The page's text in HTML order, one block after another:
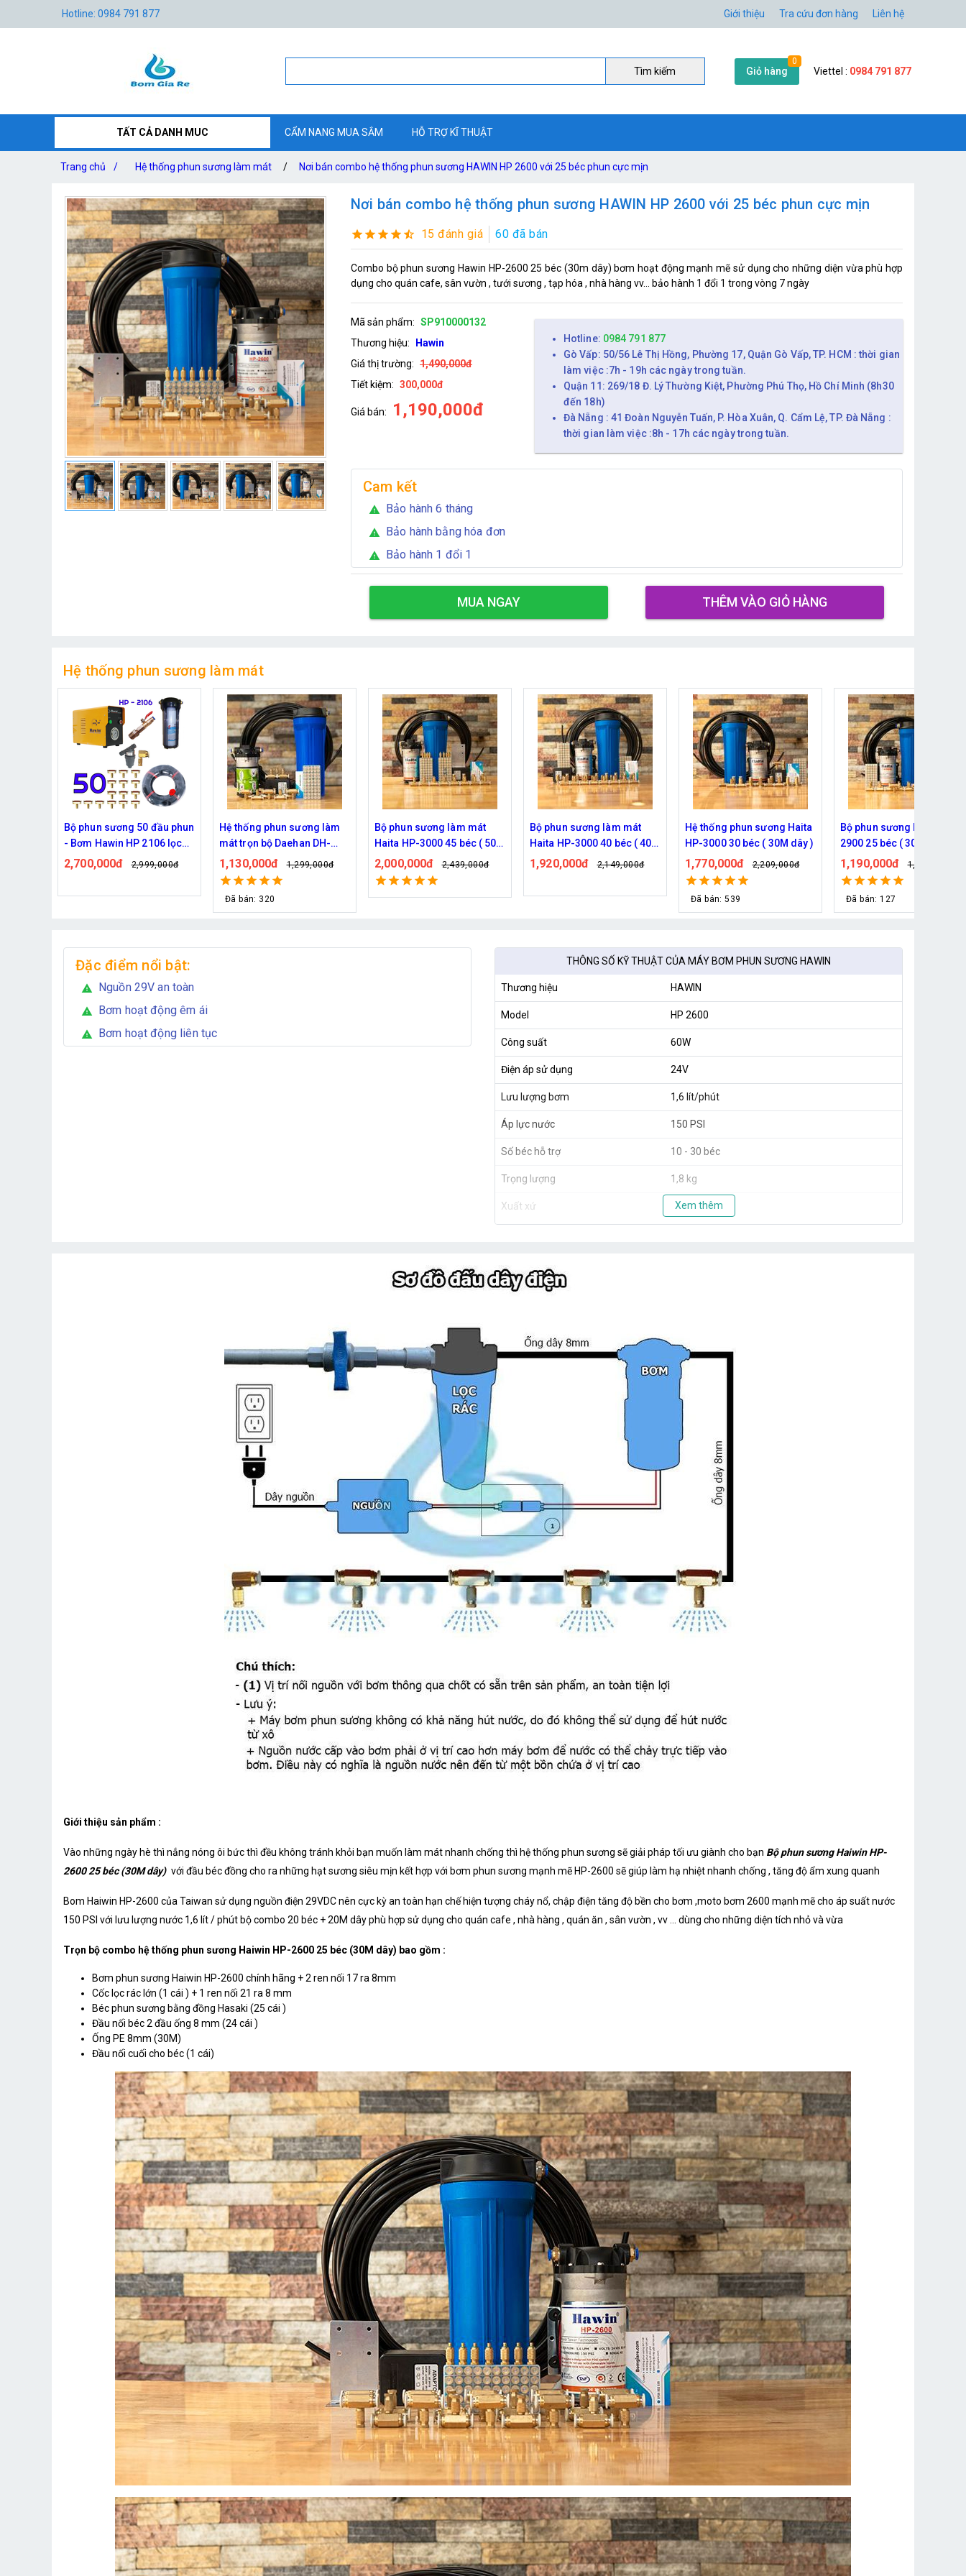
Hotline: 0984 791 877 Giới thiệu Tra cứu đơn hàng Liên hệ
Tìm kiếm Giỏ hàng
0
Viettel : 0984 791 877
TẤT CẢ DANH MUC CẨM NANG MUA SẮM HỖ TRỢ KĨ THUẬT
Trang chủ / Hệ thống phun sương làm mát / Nơi bán combo hệ thống phun sương HAWIN HP 2600 với 25 béc phun cực mịn
Nơi bán combo hệ thống phun sương HAWIN HP 2600 với 25 béc phun cực mịn
15 đánh giá 60 đã bán
Combo bộ phun sương Hawin HP-2600 25 béc (30m dây) bơm hoạt động mạnh mẽ sử dụng cho những diện vừa phù hợp
dụng cho quán cafe, sân vườn , tưới sương , tạp hóa , nhà hàng vv... bảo hành 1 đổi 1 trong vòng 7 ngày
Mã sản phẩm: SP910000132
Thương hiệu:
Hawin
Giá thị trường: 1,490,000đ
Tiết kiệm: 300,000đ
Giá bán: 1,190,000đ
Hotline: 0984 791 877
Gò Vấp: 50/56 Lê Thị Hồng, Phường 17, Quận Gò Vấp, TP. HCM : thời gian
làm việc :7h - 19h các ngày trong tuần.
Quận 11: 269/18 Đ. Lý Thường Kiệt, Phường Phú Thọ, Hồ Chí Minh (8h30
đến 18h)
Đà Nẵng : 41 Đoàn Nguyễn Tuấn, P. Hòa Xuân, Q. Cẩm Lệ, TP. Đà Nẵng :
thời gian làm việc :8h - 17h các ngày trong tuần.
Cam kết
warning Bảo hành 6 tháng
warning Bảo hành bằng hóa đơn
warning Bảo hành 1 đổi 1
MUA NGAY THÊM VÀO GIỎ HÀNG
Hệ thống phun sương làm mát
Hệ thống phun sương làm
mát trọn bộ Daehan DH-
6017 20 béc
1,130,000đ 1,299,000đ
Đã bán: 320
Bộ phun sương làm mát
Haita HP-3000 45 béc ( 50M
dây )
2,000,000đ 2,439,000đ
Bộ phun sương làm mát
Haita HP-3000 40 béc ( 40M
dây )
1,920,000đ 2,149,000đ
Hệ thống phun sương Haita
HP-3000 30 béc ( 30M dây )
1,770,000đ 2,209,000đ
Đã bán: 539
Bộ phun sương Haita HP-
2900 25 béc ( 30M dây)
1,190,000đ 1,339,000đ
Đã bán: 127
Hệ thống phun sương 5
( 10m dây )- Bơm Hàn
6017 trọn bộ
930,000đ 1,079,000đ
Đã bán: 76
Đặc điểm nổi bật:
warning Nguồn 29V an toàn
warning Bơm hoạt động êm ái
warning Bơm hoạt động liên tục
THÔNG SỐ KỸ THUẬT CỦA MÁY BƠM PHUN SƯƠNG HAWIN
Thương hiệu HAWIN
Model HP 2600
Công suất 60W
Điện áp sử dụng 24V
Lưu lượng bơm 1,6 lít/phút
Áp lực nước 150 PSI
Số béc hỗ trợ 10 - 30 béc
Trọng lượng 1,8 kg
Xuất xứ Taiwan
Xem thêm
Giới thiệu sản phẩm :
Vào những ngày hè thì nắng nóng ôi bức thì đều không tránh khỏi bạn muốn làm mát nhanh chống thì hệ thống phun sương sẽ giải pháp tối ưu giành cho bạn Bộ phun sương Haiwin HP-
2600 25 béc (30M dây) với đầu béc đồng cho ra những hạt sương siêu mịn kết hợp với bơm phun sương mạnh mẽ HP-2600 sẽ giúp làm hạ nhiệt nhanh chống , tăng độ ẩm xung quanh
Bom Haiwin HP-2600 của Taiwan sử dụng nguồn điện 29VDC nên cực kỳ an toàn hạn chế hiện tượng cháy nổ, chập điện tăng độ bền cho bơm ,moto bơm 2600 mạnh mẽ cho áp suất nước
150 PSI với lưu lượng nước 1,6 lít / phút bộ combo 20 béc + 20M dây phù hợp sử dụng cho quán cafe , nhà hàng , quán ăn , sân vườn , vv ... dùng cho những diện tích nhỏ và vừa
Trọn bộ combo hệ thống phun sương Haiwin HP-2600 25 béc (30M dây) bao gồm :
Bơm phun sương Haiwin HP-2600 chính hãng + 2 ren nối 17 ra 8mm
Cốc lọc rác lớn (1 cái ) + 1 ren nối 21 ra 8 mm
Béc phun sương bằng đồng Hasaki (25 cái )
Đầu nối béc 2 đầu ống 8 mm (24 cái )
Ống PE 8mm (30M)
Đầu nối cuối cho béc (1 cái)